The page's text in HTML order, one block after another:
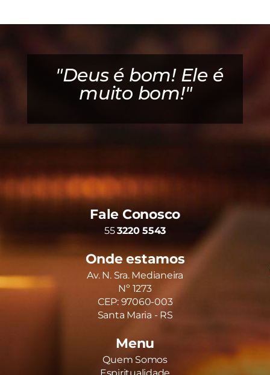
"Deus é bom! Ele é
muito bom!"
Fale Conosco
553220 5543
Onde estamos
Av. N. Sra. Medianeira
Nº 1273
CEP: 97060-003
Santa Maria - RS
Menu
Quem Somos